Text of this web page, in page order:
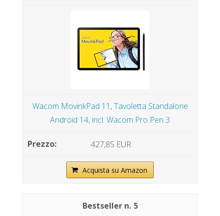
Wacom MovinkPad 11, Tavoletta Standalone
Android 14, incl. Wacom Pro Pen 3
427,85 EUR
Acquista su Amazon
5